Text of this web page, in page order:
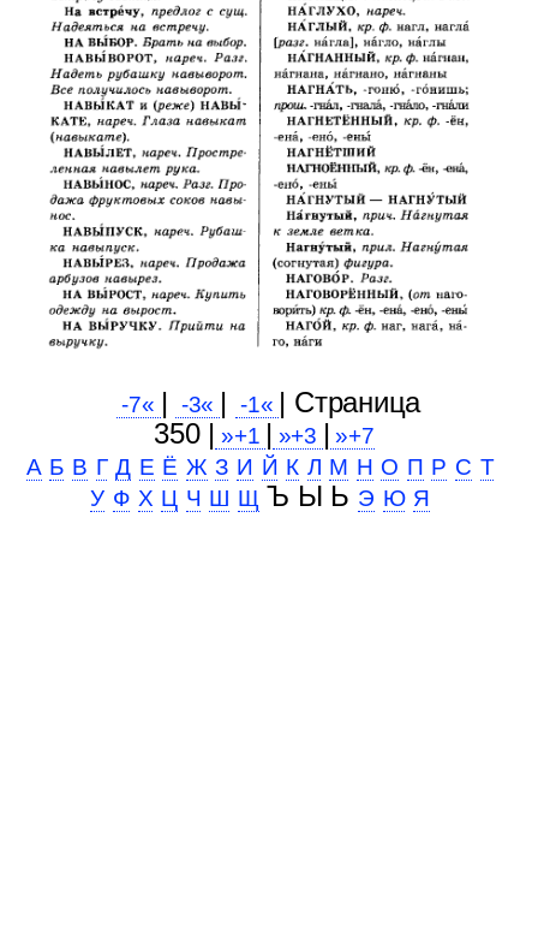
-7« | -3« | -1« | Cтраница
350 | »+1 | »+3 | »+7
А Б В Г Д Е Ё Ж З И Й К Л М Н О П Р С Т
У Ф Х Ц Ч Ш Щ Ъ Ы Ь Э Ю Я